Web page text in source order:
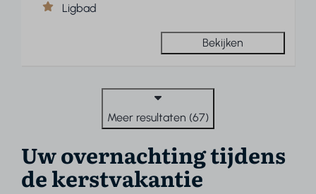
Ligbad
Bekijken
Meer resultaten (67)
Uw overnachting tijdens
de kerstvakantie